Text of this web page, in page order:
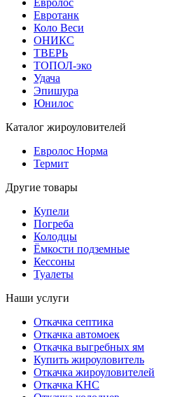
Евротанк
Коло Веси
ОНИКС
ТВЕРЬ
ТОПОЛ-эко
Удача
Эпишура
Юнилос
Каталог жироуловителей
Евролос Норма
Термит
Другие товары
Купели
Погреба
Колодцы
Ёмкости подземные
Кессоны
Туалеты
Наши услуги
Откачка септика
Откачка автомоек
Откачка выгребных ям
Купить жироуловитель
Откачка жироуловителей
Откачка КНС